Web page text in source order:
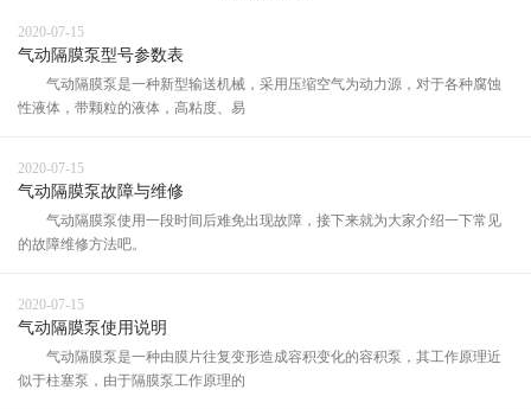
2020-07-15
气动隔膜泵型号参数表
气动隔膜泵是一种新型输送机械，采用压缩空气为动力源，对于各种腐蚀
性液体，带颗粒的液体，高粘度、易
2020-07-15
气动隔膜泵故障与维修
气动隔膜泵使用一段时间后难免出现故障，接下来就为大家介绍一下常见
的故障维修方法吧。
2020-07-15
气动隔膜泵使用说明
气动隔膜泵是一种由膜片往复变形造成容积变化的容积泵，其工作原理近
似于柱塞泵，由于隔膜泵工作原理的